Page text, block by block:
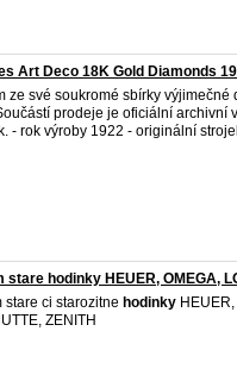
Art Deco 18K Gold Diamonds
ze své soukromé sbírky výjimečné
prodeje je oficiální archivní
- rok výroby 1922 - originální
stare hodinky HEUER, OMEGA,
stare ci starozitne hodinky
ZENITH